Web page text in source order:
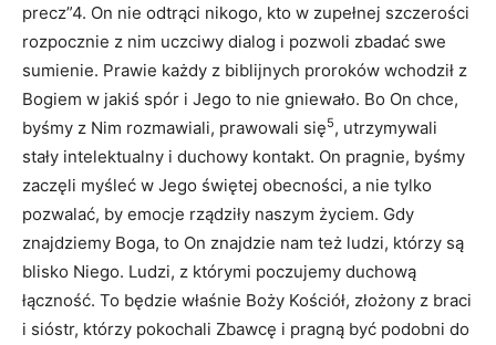
precz”4. On nie odtrąci nikogo, kto w zupełnej szczerości
rozpocznie z nim uczciwy dialog i pozwoli zbadać swe
sumienie. Prawie każdy z biblijnych proroków wchodził z
Bogiem w jakiś spór i Jego to nie gniewało. Bo On chce,
byśmy z Nim rozmawiali, prawowali się5, utrzymywali
stały intelektualny i duchowy kontakt. On pragnie, byśmy
zaczęli myśleć w Jego świętej obecności, a nie tylko
pozwalać, by emocje rządziły naszym życiem. Gdy
znajdziemy Boga, to On znajdzie nam też ludzi, którzy są
blisko Niego. Ludzi, z którymi poczujemy duchową
łączność. To będzie właśnie Boży Kościół, złożony z braci
i sióstr, którzy pokochali Zbawcę i pragną być podobni do